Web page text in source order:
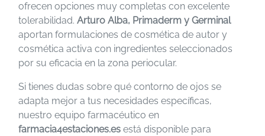
ofrecen opciones muy completas con excelente
tolerabilidad. Arturo Alba, Primaderm y Germinal
aportan formulaciones de cosmética de autor y
cosmética activa con ingredientes seleccionados
por su eficacia en la zona periocular.
Si tienes dudas sobre qué contorno de ojos se
adapta mejor a tus necesidades específicas,
nuestro equipo farmacéutico en
farmacia4estaciones.es está disponible para